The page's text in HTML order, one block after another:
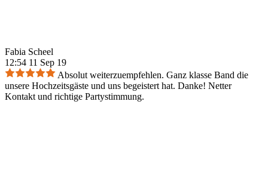
Fabia Scheel
12:54 11 Sep 19
Absolut weiterzuempfehlen. Ganz klasse Band die
unsere Hochzeitsgäste und uns begeistert hat. Danke! Netter
Kontakt und richtige Partystimmung.